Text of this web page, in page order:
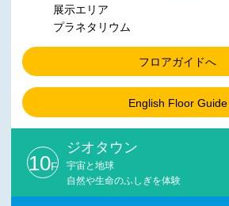
展示エリア
プラネタリウム
フロアガイドへ
English Floor Guide
10F
ジオタウン
宇宙と地球
自然や生命のふしぎを体験